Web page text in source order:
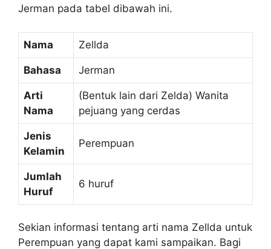
Jerman pada tabel dibawah ini.
Nama Zellda
Bahasa Jerman
Arti
Nama
(Bentuk lain dari Zelda) Wanita
pejuang yang cerdas
Jenis
Kelamin
Perempuan
Jumlah
Huruf
6 huruf
Sekian informasi tentang arti nama Zellda untuk
Perempuan yang dapat kami sampaikan. Bagi